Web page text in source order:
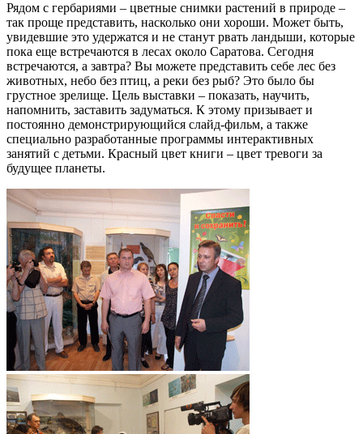
Рядом с гербариями – цветные снимки растений в природе –
так проще представить, насколько они хороши. Может быть,
увидевшие это удержатся и не станут рвать ландыши, которые
пока еще встречаются в лесах около Саратова. Сегодня
встречаются, а завтра? Вы можете представить себе лес без
животных, небо без птиц, а реки без рыб? Это было бы
грустное зрелище. Цель выставки – показать, научить,
напомнить, заставить задуматься. К этому призывает и
постоянно демонстрирующийся слайд-фильм, а также
специально разработанные программы интерактивных
занятий с детьми. Красный цвет книги – цвет тревоги за
будущее планеты.